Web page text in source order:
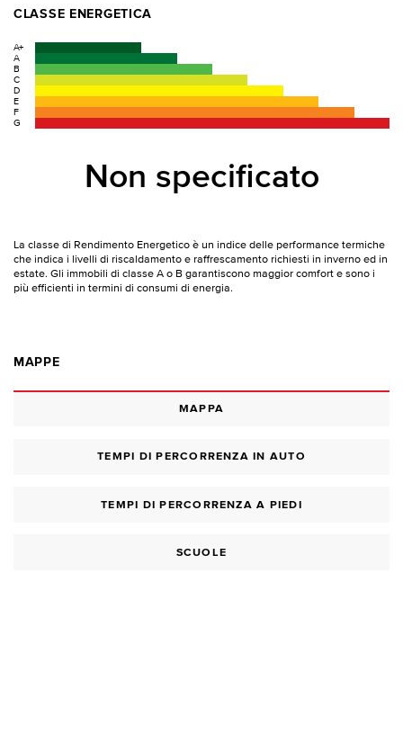
CLASSE ENERGETICA
A+
A
B
C
D
E
F
G
Non specificato
La classe di Rendimento Energetico è un indice delle performance termiche
che indica i livelli di riscaldamento e raffrescamento richiesti in inverno ed in
estate. Gli immobili di classe A o B garantiscono maggior comfort e sono i
più efficienti in termini di consumi di energia.
MAPPE
MAPPA
TEMPI DI PERCORRENZA IN AUTO
TEMPI DI PERCORRENZA A PIEDI
SCUOLE